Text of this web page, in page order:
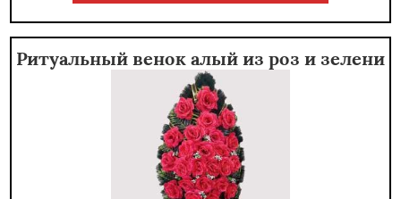
Ритуальный венок алый из роз и зелени